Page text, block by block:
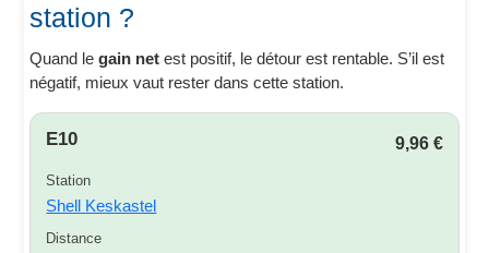
station ?
Quand legain net est positif, le détour est rentable. S’il est
négatif, mieux vaut rester dans cette station.
E10 9,96 €
Station
Shell Keskastel
Distance